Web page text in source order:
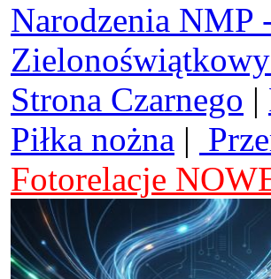
Narodzenia NMP
Strona Czarnego |
Piłka nożna |
Fotorelacje